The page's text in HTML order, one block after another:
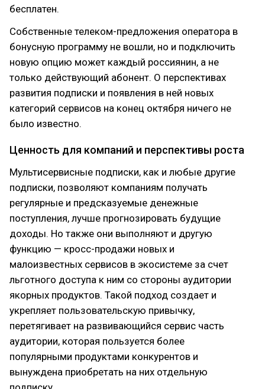
бесплатен.
Собственные телеком-предложения оператора в
бонусную программу не вошли, но и подключить
новую опцию может каждый россиянин, а не
только действующий абонент. О перспективах
развития подписки и появления в ней новых
категорий сервисов на конец октября ничего не
было известно.
Ценность для компаний и перспективы роста
Мультисервисные подписки, как и любые другие
подписки, позволяют компаниям получать
регулярные и предсказуемые денежные
поступления, лучше прогнозировать будущие
доходы. Но также они выполняют и другую
функцию — кросс-продажи новых и
малоизвестных сервисов в экосистеме за счет
льготного доступа к ним со стороны аудитории
якорных продуктов. Такой подход создает и
укрепляет пользовательскую привычку,
перетягивает на развивающийся сервис часть
аудитории, которая пользуется более
популярными продуктами конкурентов и
вынуждена приобретать на них отдельную